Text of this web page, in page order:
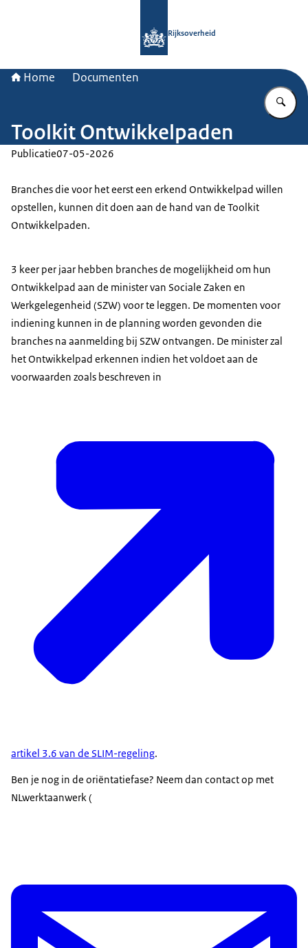
Rijksoverheid
Home Documenten
Toolkit Ontwikkelpaden
Publicatie07-05-2026
Branches die voor het eerst een erkend Ontwikkelpad willen
opstellen, kunnen dit doen aan de hand van de Toolkit
Ontwikkelpaden.
3 keer per jaar hebben branches de mogelijkheid om hun
Ontwikkelpad aan de minister van Sociale Zaken en
Werkgelegenheid (SZW) voor te leggen. De momenten voor
indiening kunnen in de planning worden gevonden die
branches na aanmelding bij SZW ontvangen. De minister zal
het Ontwikkelpad erkennen indien het voldoet aan de
voorwaarden zoals beschreven in
artikel 3.6 van de SLIM-regeling.
Ben je nog in de oriëntatiefase? Neem dan contact op met
NLwerktaanwerk (